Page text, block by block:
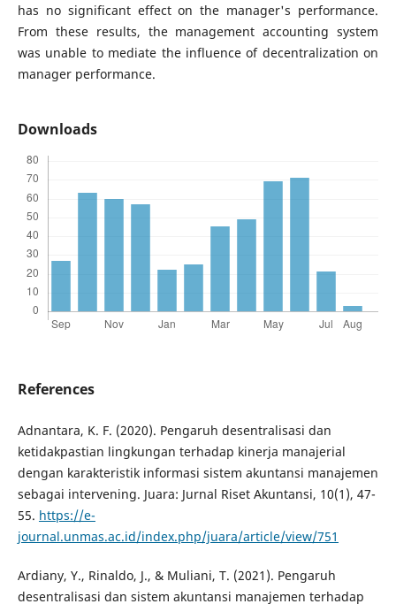
has no significant effect on the manager's performance.
From these results, the management accounting system
was unable to mediate the influence of decentralization on
manager performance.
Downloads
References
Adnantara, K. F. (2020). Pengaruh desentralisasi dan
ketidakpastian lingkungan terhadap kinerja manajerial
dengan karakteristik informasi sistem akuntansi manajemen
sebagai intervening. Juara: Jurnal Riset Akuntansi, 10(1), 47-
55. https://e-
journal.unmas.ac.id/index.php/juara/article/view/751
Ardiany, Y., Rinaldo, J., & Muliani, T. (2021). Pengaruh
desentralisasi dan sistem akuntansi manajemen terhadap